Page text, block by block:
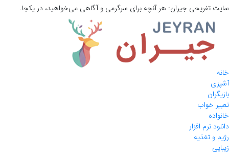
سایت تفریحی جیران: هر آنچه برای سرگرمی و آگاهی می‌خواهید، در یکجا.
خانه
آشپزی
بازیگران
تعبیر خواب
خانواده
دانلود نرم افزار
رژیم و تغذیه
زیبایی